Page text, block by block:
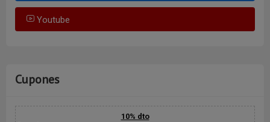
Youtube
Cupones
10% dto